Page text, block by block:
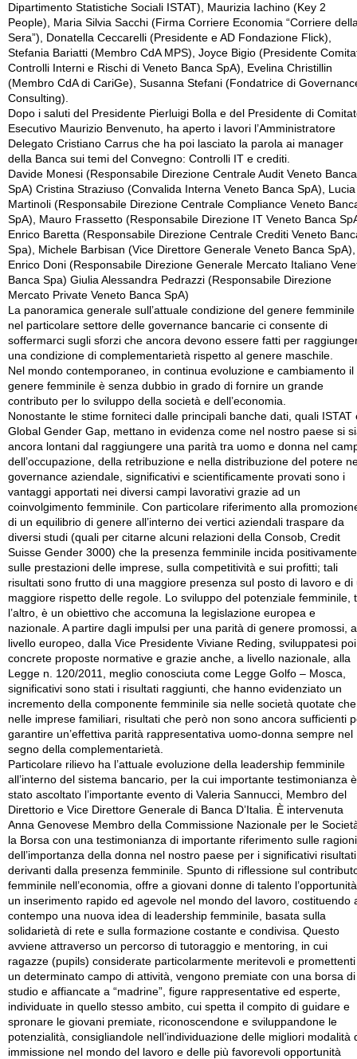
Dipartimento Statistiche Sociali ISTAT), Maurizia Iachino (Key 2
People), Maria Silvia Sacchi (Firma Corriere Economia “Corriere
Sera”), Donatella Ceccarelli (Presidente e AD Fondazione Flick),
Stefania Bariatti (Membro CdA MPS), Joyce Bigio (Presidente
Controlli Interni e Rischi di Veneto Banca SpA), Evelina Christillin
(Membro CdA di CariGe), Susanna Stefani (Fondatrice di
Consulting).
Dopo i saluti del Presidente Pierluigi Bolla e del Presidente di
Esecutivo Maurizio Benvenuto, ha aperto i lavori l’Amministratore
Delegato Cristiano Carrus che ha poi lasciato la parola ai manager
della Banca sui temi del Convegno: Controlli IT e crediti.
Davide Monesi (Responsabile Direzione Centrale Audit Veneto Banca
SpA) Cristina Straziuso (Convalida Interna Veneto Banca SpA), Lucia
Martinoli (Responsabile Direzione Centrale Compliance Veneto
SpA), Mauro Frassetto (Responsabile Direzione IT Veneto Banca
Enrico Baretta (Responsabile Direzione Centrale Crediti Veneto
Spa), Michele Barbisan (Vice Direttore Generale Veneto Banca SpA),
Enrico Doni (Responsabile Direzione Generale Mercato Italiano
Banca Spa) Giulia Alessandra Pedrazzi (Responsabile Direzione
Mercato Private Veneto Banca SpA)
La panoramica generale sull’attuale condizione del genere femminile
nel particolare settore delle governance bancarie ci consente di
soffermarci sugli sforzi che ancora devono essere fatti per
una condizione di complementarietà rispetto al genere maschile.
Nel mondo contemporaneo, in continua evoluzione e cambiamento il
genere femminile è senza dubbio in grado di fornire un grande
contributo per lo sviluppo della società e dell’economia.
Nonostante le stime forniteci dalle principali banche dati, quali ISTAT
Global Gender Gap, mettano in evidenza come nel nostro paese si
ancora lontani dal raggiungere una parità tra uomo e donna nel
dell’occupazione, della retribuzione e nella distribuzione del potere
governance aziendale, significativi e scientificamente provati sono i
vantaggi apportati nei diversi campi lavorativi grazie ad un
coinvolgimento femminile. Con particolare riferimento alla
di un equilibrio di genere all’interno dei vertici aziendali traspare da
diversi studi (quali per citarne alcuni relazioni della Consob, Credit
Suisse Gender 3000) che la presenza femminile incida positivamente
sulle prestazioni delle imprese, sulla competitività e sui profitti; tali
risultati sono frutto di una maggiore presenza sul posto di lavoro e di
maggiore rispetto delle regole. Lo sviluppo del potenziale femminile,
l’altro, è un obiettivo che accomuna la legislazione europea e
nazionale. A partire dagli impulsi per una parità di genere promossi, a
livello europeo, dalla Vice Presidente Viviane Reding, sviluppatesi
concrete proposte normative e grazie anche, a livello nazionale, alla
Legge n. 120/2011, meglio conosciuta come Legge Golfo – Mosca,
significativi sono stati i risultati raggiunti, che hanno evidenziato un
incremento della componente femminile sia nelle società quotate che
nelle imprese familiari, risultati che però non sono ancora sufficienti
garantire un’effettiva parità rappresentativa uomo-donna sempre nel
segno della complementarietà.
Particolare rilievo ha l’attuale evoluzione della leadership femminile
all’interno del sistema bancario, per la cui importante testimonianza è
stato ascoltato l’importante evento di Valeria Sannucci, Membro del
Direttorio e Vice Direttore Generale di Banca D’Italia. È intervenuta
Anna Genovese Membro della Commissione Nazionale per le
la Borsa con una testimonianza di importante riferimento sulle ragioni
dell’importanza della donna nel nostro paese per i significativi risultati
derivanti dalla presenza femminile. Spunto di riflessione sul
femminile nell’economia, offre a giovani donne di talento
un inserimento rapido ed agevole nel mondo del lavoro, costituendo
contempo una nuova idea di leadership femminile, basata sulla
solidarietà di rete e sulla formazione costante e condivisa. Questo
avviene attraverso un percorso di tutoraggio e mentoring, in cui
ragazze (pupils) considerate particolarmente meritevoli e
un determinato campo di attività, vengono premiate con una borsa di
studio e affiancate a “madrine”, figure rappresentative ed esperte,
individuate in quello stesso ambito, cui spetta il compito di guidare e
spronare le giovani premiate, riconoscendone e sviluppandone le
potenzialità, consigliandole nell’individuazione delle migliori modalità
immissione nel mondo del lavoro e delle più favorevoli opportunità